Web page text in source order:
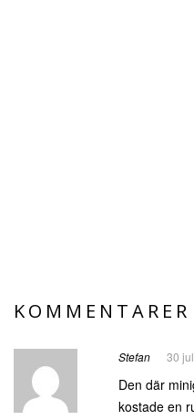
KOMMENTARER
Stefan 30
Den där
kostade en